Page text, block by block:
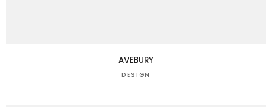
AVEBURY
DESIGN